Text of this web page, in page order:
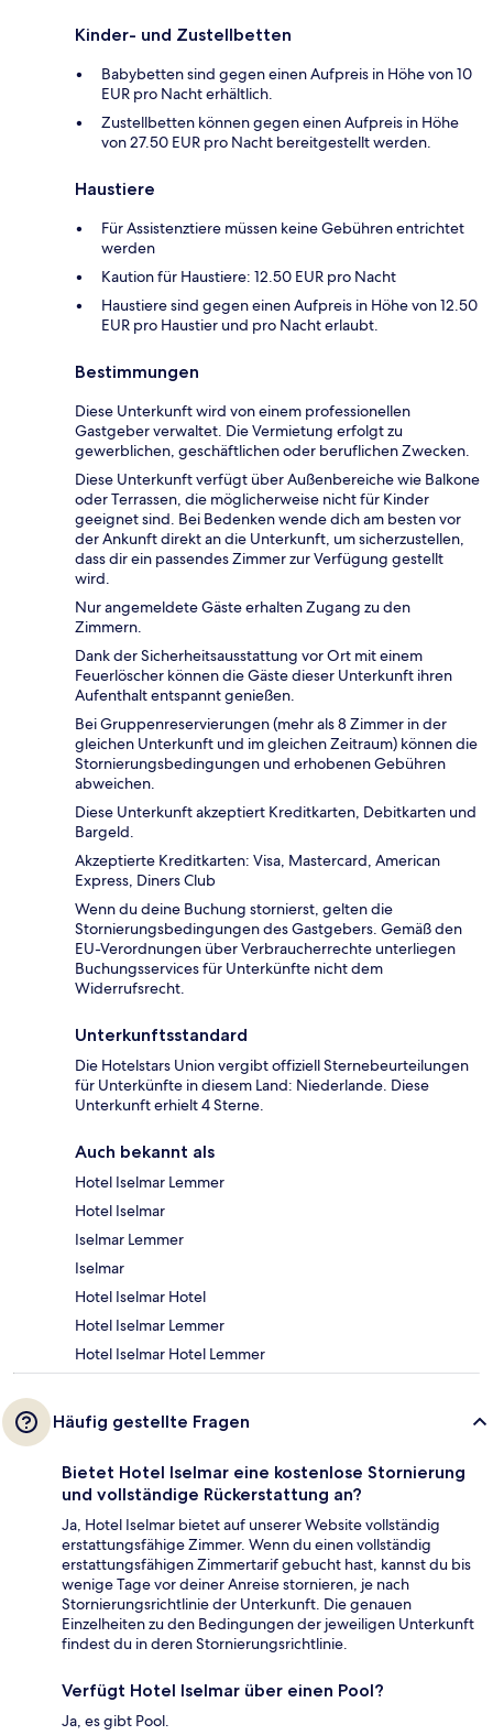
Kinder- und Zustellbetten
Babybetten sind gegen einen Aufpreis in Höhe von 10
EUR pro Nacht erhältlich.
Zustellbetten können gegen einen Aufpreis in Höhe
von 27.50 EUR pro Nacht bereitgestellt werden.
Haustiere
Für Assistenztiere müssen keine Gebühren entrichtet
werden
Kaution für Haustiere: 12.50 EUR pro Nacht
Haustiere sind gegen einen Aufpreis in Höhe von 12.50
EUR pro Haustier und pro Nacht erlaubt.
Bestimmungen
Diese Unterkunft wird von einem professionellen
Gastgeber verwaltet. Die Vermietung erfolgt zu
gewerblichen, geschäftlichen oder beruflichen Zwecken.
Diese Unterkunft verfügt über Außenbereiche wie Balkone
oder Terrassen, die möglicherweise nicht für Kinder
geeignet sind. Bei Bedenken wende dich am besten vor
der Ankunft direkt an die Unterkunft, um sicherzustellen,
dass dir ein passendes Zimmer zur Verfügung gestellt
wird.
Nur angemeldete Gäste erhalten Zugang zu den
Zimmern.
Dank der Sicherheitsausstattung vor Ort mit einem
Feuerlöscher können die Gäste dieser Unterkunft ihren
Aufenthalt entspannt genießen.
Bei Gruppenreservierungen (mehr als 8 Zimmer in der
gleichen Unterkunft und im gleichen Zeitraum) können die
Stornierungsbedingungen und erhobenen Gebühren
abweichen.
Diese Unterkunft akzeptiert Kreditkarten, Debitkarten und
Bargeld.
Akzeptierte Kreditkarten: Visa, Mastercard, American
Express, Diners Club
Wenn du deine Buchung stornierst, gelten die
Stornierungsbedingungen des Gastgebers. Gemäß den
EU-Verordnungen über Verbraucherrechte unterliegen
Buchungsservices für Unterkünfte nicht dem
Widerrufsrecht.
Unterkunftsstandard
Die Hotelstars Union vergibt offiziell Sternebeurteilungen
für Unterkünfte in diesem Land: Niederlande. Diese
Unterkunft erhielt 4 Sterne.
Auch bekannt als
Hotel Iselmar Lemmer
Hotel Iselmar
Iselmar Lemmer
Iselmar
Hotel Iselmar Hotel
Hotel Iselmar Lemmer
Hotel Iselmar Hotel Lemmer
Häufig gestellte Fragen
Bietet Hotel Iselmar eine kostenlose Stornierung
und vollständige Rückerstattung an?
Ja, Hotel Iselmar bietet auf unserer Website vollständig
erstattungsfähige Zimmer. Wenn du einen vollständig
erstattungsfähigen Zimmertarif gebucht hast, kannst du bis
wenige Tage vor deiner Anreise stornieren, je nach
Stornierungsrichtlinie der Unterkunft. Die genauen
Einzelheiten zu den Bedingungen der jeweiligen Unterkunft
findest du in deren Stornierungsrichtlinie.
Verfügt Hotel Iselmar über einen Pool?
Ja, es gibt Pool.